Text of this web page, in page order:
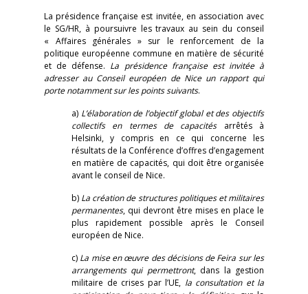
La présidence française est invitée, en association avec
le SG/HR, à poursuivre les travaux au sein du conseil
« Affaires générales » sur le renforcement de la
politique européenne commune en matière de sécurité
et de défense. La présidence française est invitée à
adresser au Conseil européen de Nice un rapport qui
porte notamment sur les points suivants.
a) L’élaboration de l’objectif global et des objectifs
collectifs en termes de capacitésarrêtés à
Helsinki, y compris en ce qui concerne les
résultats de la Conférence d’offres d’engagement
en matière de capacités, qui doit être organisée
avant le conseil de Nice.
b) La création de structures politiques et militaires
permanentes, qui devront être mises en place le
plus rapidement possible après le Conseil
européen de Nice.
c) La mise en œuvre des décisions de Feira sur les
arrangements qui permettront, dans la gestion
militaire de crises par l’UE, la consultation et la